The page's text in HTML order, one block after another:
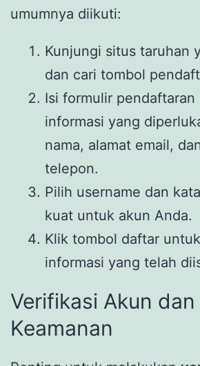
umumnya diikuti:
Kunjungi situs taruhan
dan cari tombol
Isi formulir pendaftaran
informasi yang
nama, alamat email,
telepon.
Pilih username dan
kuat untuk akun Anda.
Klik tombol daftar
informasi yang telah
Verifikasi Akun dan
Keamanan